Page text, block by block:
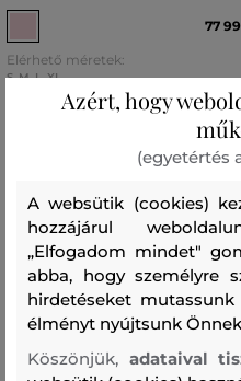
77
Elérhető méretek:
S, M, L, XL
Női
MÉRETGLOBAL
MÉRET
IT
Azért, hogy
(egyetértés
A websütik (cookies)
hozzájárul
„Elfogadom mindet"
abba, hogy személyre
hirdetéseket
élményt nyújtsunk
Köszönjük, adataival